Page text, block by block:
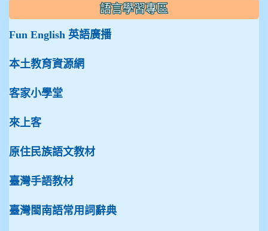
語言學習專區
Fun English 英語廣播
本土教育資源網
客家小學堂
來上客
原住民族語文教材
臺灣手語教材
臺灣閩南語常用詞辭典